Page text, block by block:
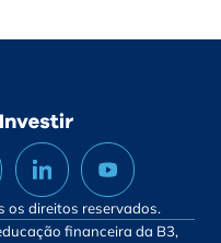
os direitos reservados.
financeira da B3,